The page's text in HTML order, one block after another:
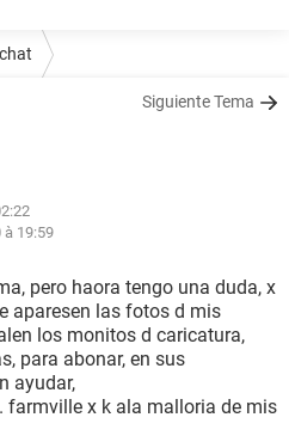
Siguiente Tema
à 19:59
pero haora tengo una duda, x
aparesen las fotos d mis
los monitos d caricatura,
para abonar, en sus
ayudar,
farmville x k ala malloria de mis